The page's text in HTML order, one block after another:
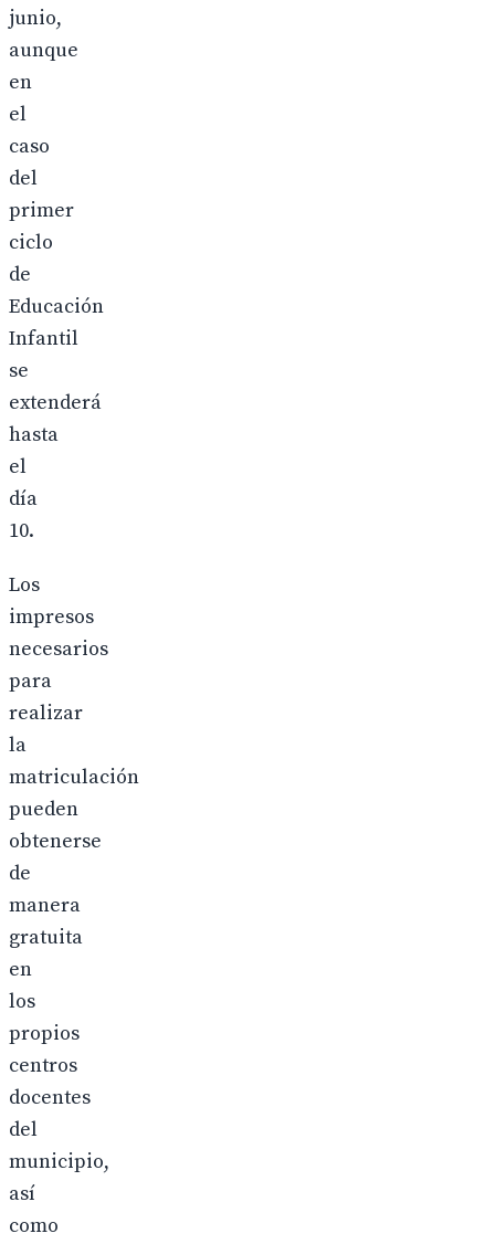
junio,
aunque
en
el
caso
del
primer
ciclo
de
Educación
Infantil
se
extenderá
hasta
el
día
10.
Los
impresos
necesarios
para
realizar
la
matriculación
pueden
obtenerse
de
manera
gratuita
en
los
propios
centros
docentes
del
municipio,
así
como